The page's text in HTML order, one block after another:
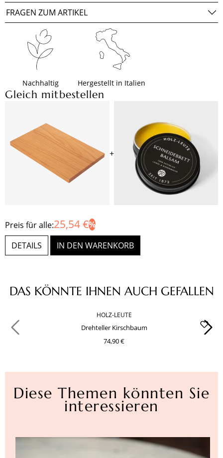
FRAGEN ZUM ARTIKEL
Nachhaltig Hergestellt in Italien
Gleich mitbestellen
+
Preis für alle:25,54 €
DETAILS IN DEN WARENKORB
Produktgalerie überspringen
DAS KÖNNTE IHNEN AUCH GEFALLEN
HOLZ-LEUTE
Drehteller Kirschbaum
74,90 €
Diese Themen könnten Sie
interessieren